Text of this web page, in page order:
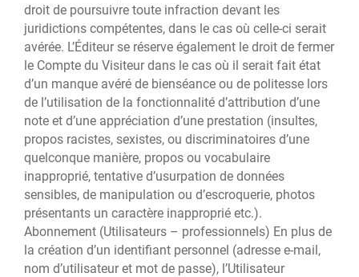
droit de poursuivre toute infraction devant les
juridictions compétentes, dans le cas où celle-ci serait
avérée. L’Éditeur se réserve également le droit de fermer
le Compte du Visiteur dans le cas où il serait fait état
d’un manque avéré de bienséance ou de politesse lors
de l’utilisation de la fonctionnalité d’attribution d’une
note et d’une appréciation d’une prestation (insultes,
propos racistes, sexistes, ou discriminatoires d’une
quelconque manière, propos ou vocabulaire
inapproprié, tentative d’usurpation de données
sensibles, de manipulation ou d’escroquerie, photos
présentants un caractère inapproprié etc.).
Abonnement (Utilisateurs – professionnels) En plus de
la création d’un identifiant personnel (adresse e-mail,
nom d’utilisateur et mot de passe), l’Utilisateur